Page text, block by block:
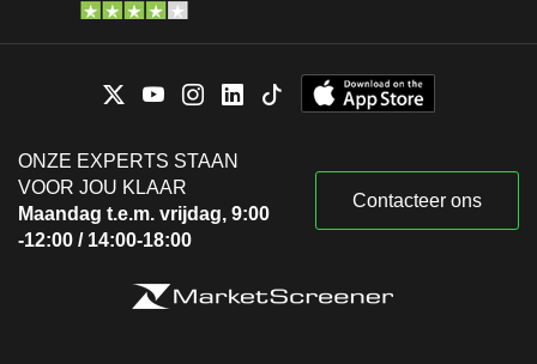
ONZE EXPERTS STAAN
VOOR JOU KLAAR
Maandag t.e.m. vrijdag, 9:00
-12:00 / 14:00-18:00
Contacteer ons